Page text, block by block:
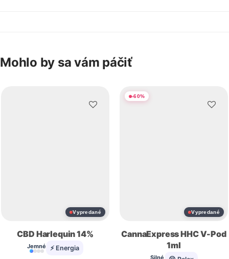
Mohlo by sa vám páčiť
Vypredané
CBD Harlequin 14%
Jemné ⚡ Energia
-60%
Vypredané
CannaExpress HHC V-Pod
1ml
Silné